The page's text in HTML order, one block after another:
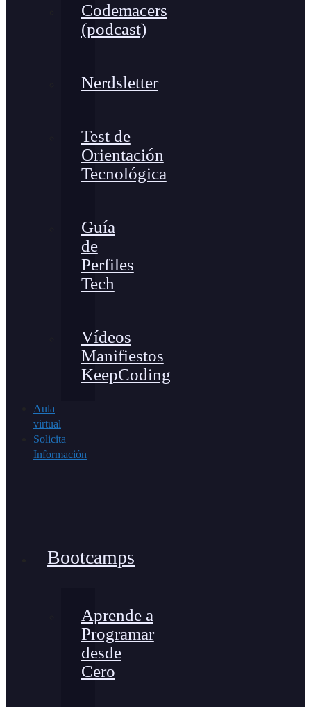
Codemacers
(podcast)
Nerdsletter
Test de
Orientación
Tecnológica
Guía
de
Perfiles
Tech
Vídeos
Manifiestos
KeepCoding
Aula
virtual
Solicita
Información
Bootcamps
Aprende a
Programar
desde
Cero